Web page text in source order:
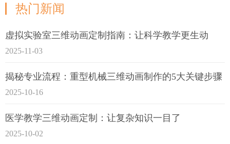
热门新闻
虚拟实验室三维动画定制指南：让科学教学更生动
2025-11-03
揭秘专业流程：重型机械三维动画制作的5大关键步骤
2025-10-16
医学教学三维动画定制：让复杂知识一目了
2025-10-02